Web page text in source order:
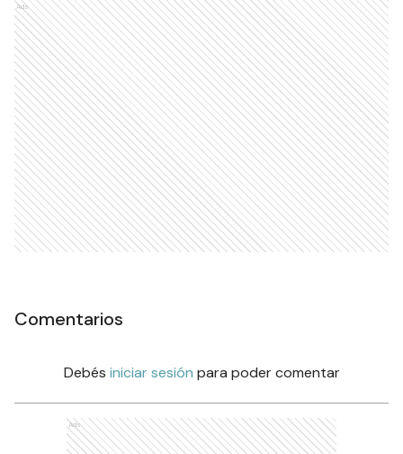
Ads
Comentarios
Debés iniciar sesión para poder comentar
Ads